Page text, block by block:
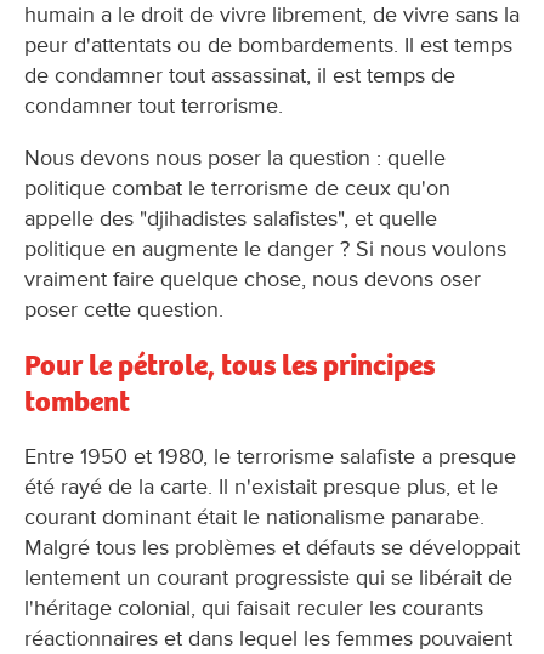
humain a le droit de vivre librement, de vivre sans la
peur d'attentats ou de bombardements. Il est temps
de condamner tout assassinat, il est temps de
condamner tout terrorisme.
Nous devons nous poser la question : quelle
politique combat le terrorisme de ceux qu'on
appelle des "djihadistes salafistes", et quelle
politique en augmente le danger ? Si nous voulons
vraiment faire quelque chose, nous devons oser
poser cette question.
Pour le pétrole, tous les principes
tombent
Entre 1950 et 1980, le terrorisme salafiste a presque
été rayé de la carte. Il n'existait presque plus, et le
courant dominant était le nationalisme panarabe.
Malgré tous les problèmes et défauts se développait
lentement un courant progressiste qui se libérait de
l'héritage colonial, qui faisait reculer les courants
réactionnaires et dans lequel les femmes pouvaient